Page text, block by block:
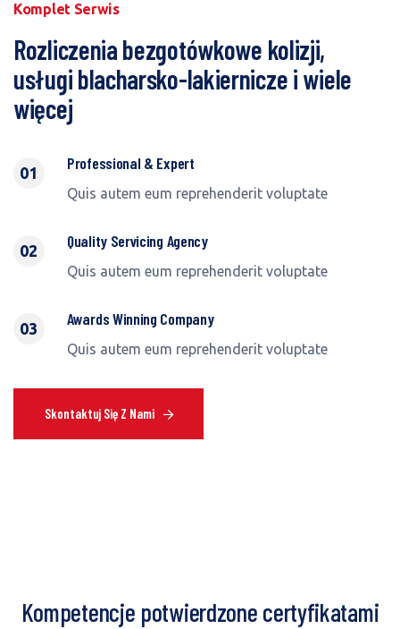
Komplet Serwis
Rozliczenia bezgotówkowe kolizji,
usługi blacharsko-lakiernicze i wiele
więcej
01 Professional & Expert
Quis autem eum reprehenderit voluptate
02 Quality Servicing Agency
Quis autem eum reprehenderit voluptate
03 Awards Winning Company
Quis autem eum reprehenderit voluptate
Skontaktuj Się Z Nami
Kompetencje potwierdzone certyfikatami